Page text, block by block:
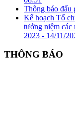
Thông báo đấu
Kế hoạch Tổ
tưởng niệm các
2023 - 14/11/
THÔNG BÁO